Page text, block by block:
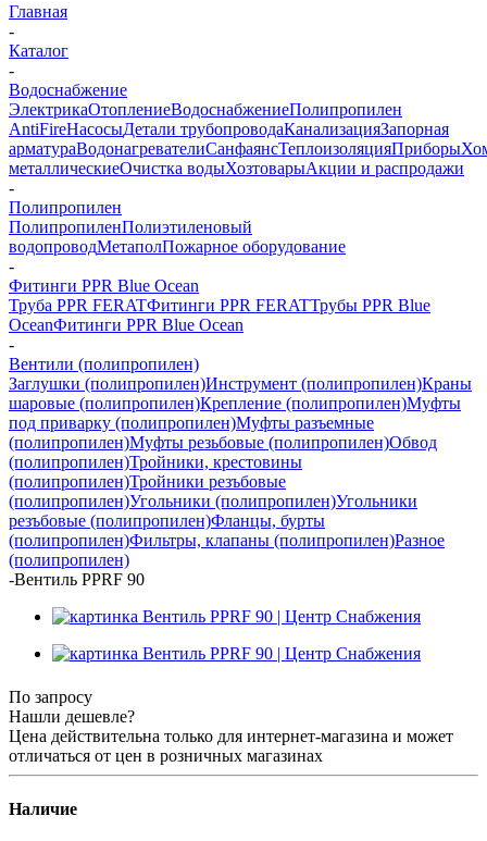
Главная
-
Каталог
-
Водоснабжение
ЭлектрикаОтоплениеВодоснабжениеПолипропилен
AntiFireНасосыДетали трубопроводаКанализацияЗапорная
арматураВодонагревателиСанфаянсТеплоизоляцияПриборы
металлическиеОчистка водыХозтоварыАкции и распродажи
-
Полипропилен
ПолипропиленПолиэтиленовый
водопроводМетаполПожарное оборудование
-
Фитинги PPR Blue Ocean
Труба PPR FERATФитинги PPR FERATТрубы PPR Blue
OceanФитинги PPR Blue Ocean
-
Вентили (полипропилен)
Заглушки (полипропилен)Инструмент (полипропилен)Краны
шаровые (полипропилен)Крепление (полипропилен)Муфты
под приварку (полипропилен)Муфты разъемные
(полипропилен)Муфты резьбовые (полипропилен)Обвод
(полипропилен)Тройники, крестовины
(полипропилен)Тройники резъбовые
(полипропилен)Угольники (полипропилен)Угольники
резъбовые (полипропилен)Фланцы, бурты
(полипропилен)Фильтры, клапаны (полипропилен)Разное
(полипропилен)
-Вентиль PPRF 90
По запросу
Нашли дешевле?
Цена действительна только для интернет-магазина и может
отличаться от цен в розничных магазинах
Наличие